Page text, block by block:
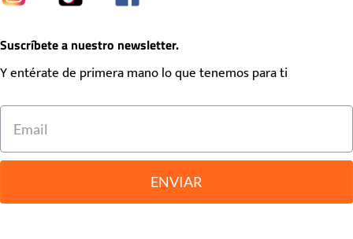
Suscríbete a nuestro newsletter.
Y entérate de primera mano lo que tenemos para ti
ENVIAR